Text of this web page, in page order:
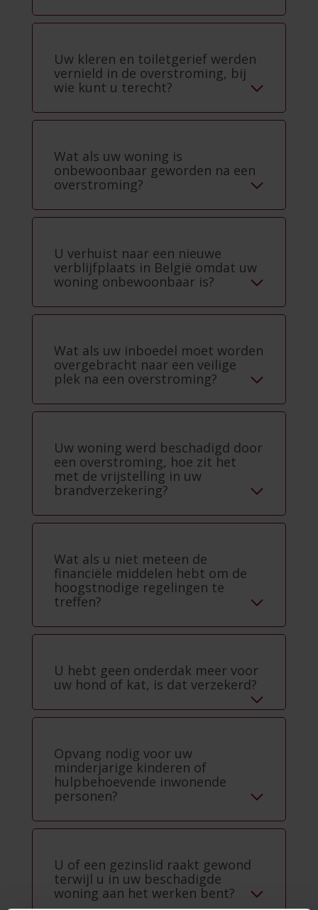
Uw kleren en toiletgerief werden
vernield in de overstroming, bij
wie kunt u terecht?
Wat als uw woning is
onbewoonbaar geworden na een
overstroming?
U verhuist naar een nieuwe
verblijfplaats in België omdat uw
woning onbewoonbaar is?
Wat als uw inboedel moet worden
overgebracht naar een veilige
plek na een overstroming?
Uw woning werd beschadigd door
een overstroming, hoe zit het
met de vrijstelling in uw
brandverzekering?
Wat als u niet meteen de
financiële middelen hebt om de
hoogstnodige regelingen te
treffen?
U hebt geen onderdak meer voor
uw hond of kat, is dat verzekerd?
Opvang nodig voor uw
minderjarige kinderen of
hulpbehoevende inwonende
personen?
U of een gezinslid raakt gewond
terwijl u in uw beschadigde
woning aan het werken bent?